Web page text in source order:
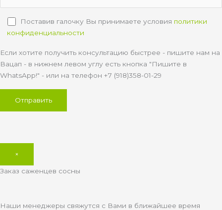
Поставив галочку Вы принимаете условия политики
конфиденциальности
Если хотите получить консультацию быстрее - пишите нам на
Вацап - в нижнем левом углу есть кнопка "Пишите в
WhatsApp!" - или на телефон +7 (918)358-01-29
×
Заказ саженцев сосны
Наши менеджеры свяжутся с Вами в ближайшее время